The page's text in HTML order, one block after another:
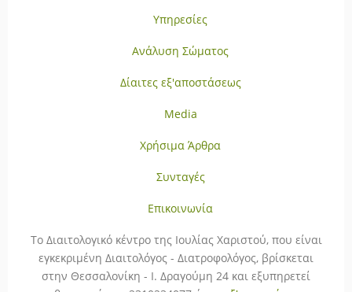
Υπηρεσίες
Ανάλυση Σώματος
Δίαιτες εξ'αποστάσεως
Media
Χρήσιμα Άρθρα
Συνταγές
Επικοινωνία
To Διαιτολογικό κέντρο της Ιουλίας Χαριστού, που είναι
εγκεκριμένη Διαιτολόγος - Διατροφολόγος, βρίσκεται
στην Θεσσαλονίκη - Ι. Δραγούμη 24 και εξυπηρετεί